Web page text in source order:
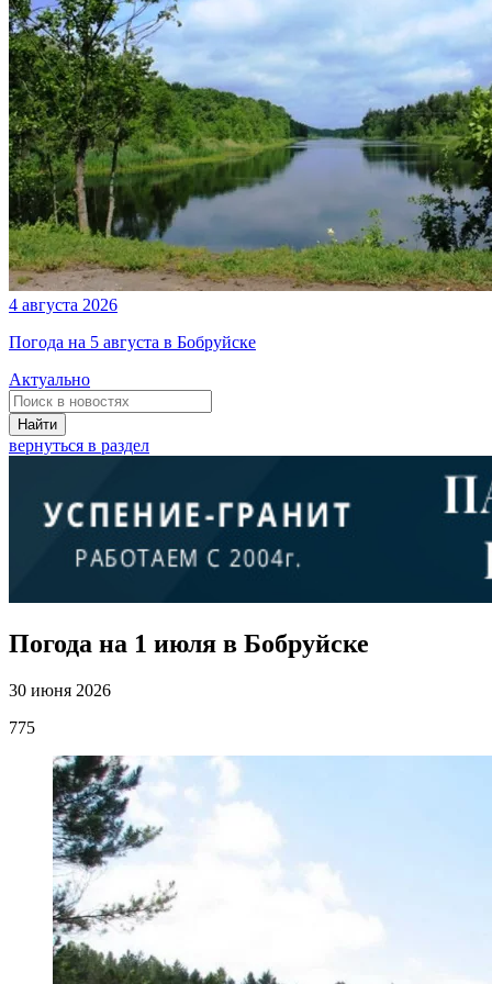
4 августа 2026
Погода на 5 августа в Бобруйске
Актуально
Найти
вернуться в раздел
Погода на 1 июля в Бобруйске
30 июня 2026
775